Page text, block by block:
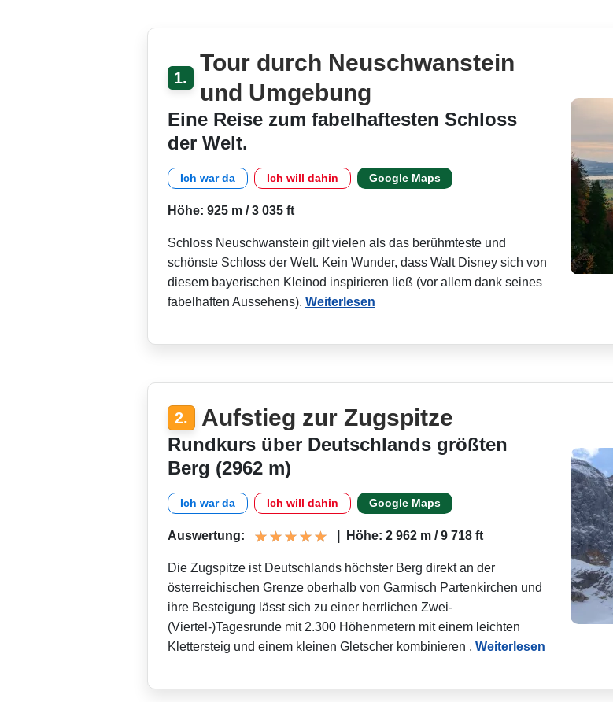
1.
Tour durch Neuschwanstein
und Umgebung
Eine Reise zum fabelhaftesten Schloss
der Welt.
Ich war da Ich will dahin Google Maps
Höhe: 925 m / 3 035 ft
Schloss Neuschwanstein gilt vielen als das berühmteste und
schönste Schloss der Welt. Kein Wunder, dass Walt Disney sich von
diesem bayerischen Kleinod inspirieren ließ (vor allem dank seines
fabelhaften Aussehens). Weiterlesen
2. Aufstieg zur Zugspitze
Rundkurs über Deutschlands größten
Berg (2962 m)
Ich war da Ich will dahin Google Maps
Auswertung: Höhe: 2 962 m / 9 718 ft
Die Zugspitze ist Deutschlands höchster Berg direkt an der
österreichischen Grenze oberhalb von Garmisch Partenkirchen und
ihre Besteigung lässt sich zu einer herrlichen Zwei-
(Viertel-)Tagesrunde mit 2.300 Höhenmetern mit einem leichten
Klettersteig und einem kleinen Gletscher kombinieren . Weiterlesen